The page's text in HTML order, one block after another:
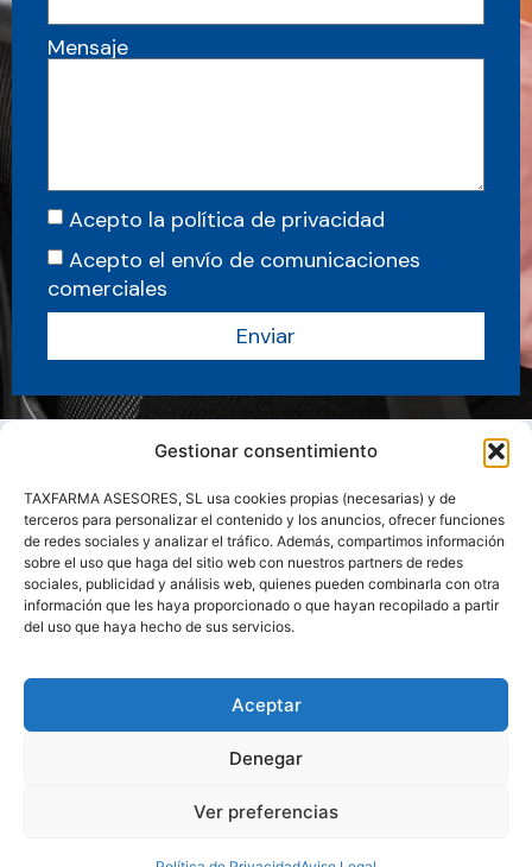
Gestionar consentimiento
TAXFARMA ASESORES, SL usa cookies propias (necesarias) y de
terceros para personalizar el contenido y los anuncios, ofrecer funciones
de redes sociales y analizar el tráfico. Además, compartimos información
sobre el uso que haga del sitio web con nuestros partners de redes
sociales, publicidad y análisis web, quienes pueden combinarla con otra
información que les haya proporcionado o que hayan recopilado a partir
del uso que haya hecho de sus servicios.
Aceptar
Denegar
Ver preferencias
Mensaje
Acepto la política de privacidad
Acepto el envío de comunicaciones
comerciales
Enviar
Sobre nosotros
Actualidad Manuales y Guias